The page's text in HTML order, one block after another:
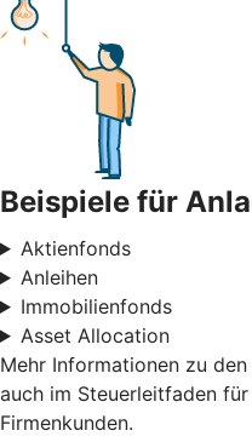
Beispiele für
Aktienfonds
Anleihen
Immobilienfonds
Asset Allocation
Mehr Informationen zu
auch im Steuerleitfaden
Firmenkunden.